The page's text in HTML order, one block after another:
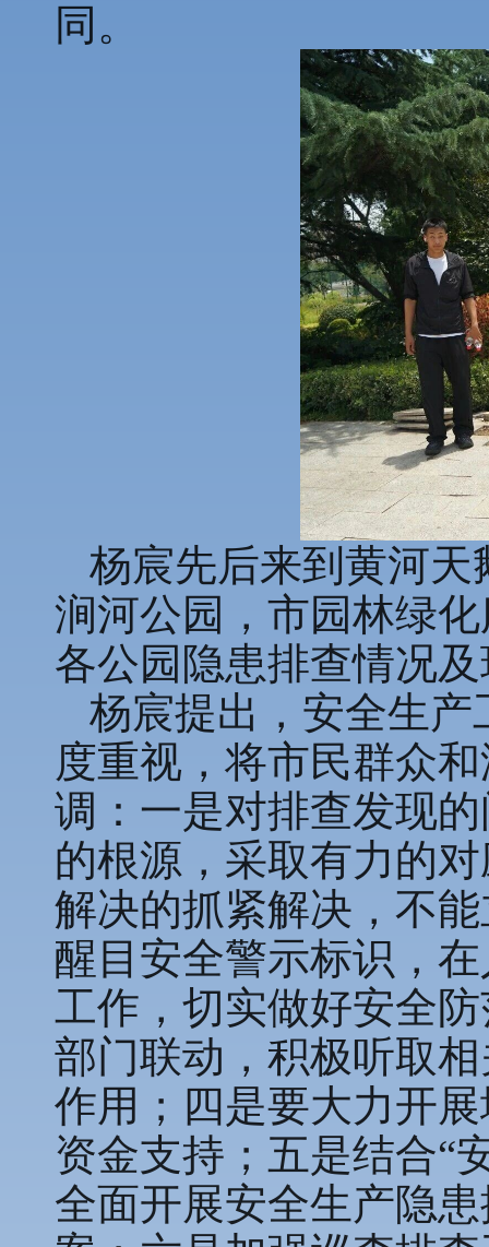
同。
杨宸先后来到黄河
涧河公园，市园林绿
各公园隐患排查情况
杨宸提出，安全生
度重视，将市民群众
调：一是对排查发现
的根源，采取有力的
解决的抓紧解决，不
醒目安全警示标识，
工作，切实做好安全
部门联动，积极听取
作用；四是要大力开
资金支持；五是结合“
全面开展安全生产隐